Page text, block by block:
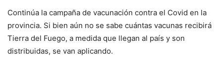
Continúa la campaña de vacunación contra el Covid en la
provincia. Si bien aún no se sabe cuántas vacunas recibirá
Tierra del Fuego, a medida que llegan al país y son
distribuidas, se van aplicando.